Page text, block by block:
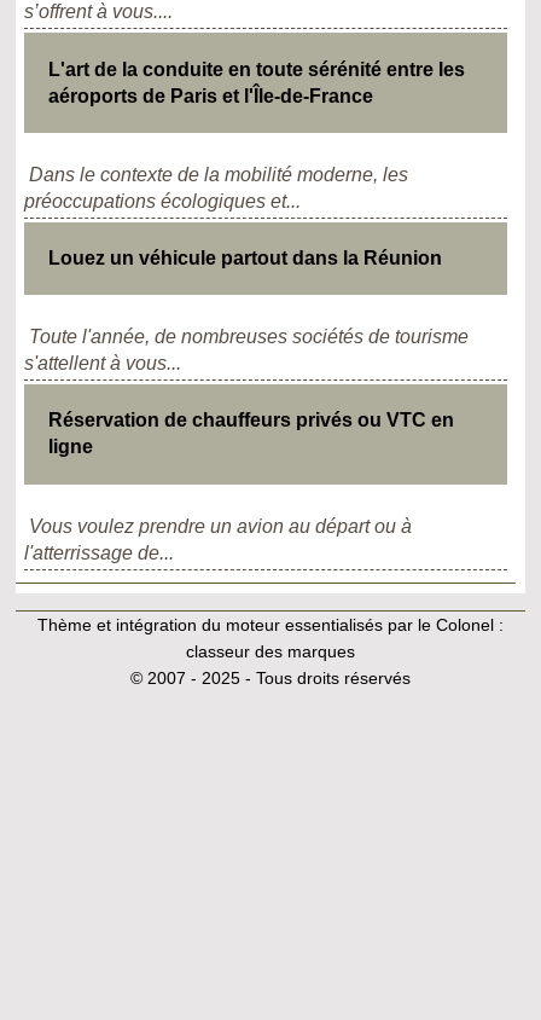
s’offrent à vous....
L'art de la conduite en toute sérénité entre les
aéroports de Paris et l'Île-de-France
Dans le contexte de la mobilité moderne, les
préoccupations écologiques et...
Louez un véhicule partout dans la Réunion
Toute l'année, de nombreuses sociétés de tourisme
s'attellent à vous...
Réservation de chauffeurs privés ou VTC en
ligne
Vous voulez prendre un avion au départ ou à
l'atterrissage de...
Thème et intégration du moteur essentialisés par le Colonel :
classeur des marques
© 2007 - 2025 - Tous droits réservés